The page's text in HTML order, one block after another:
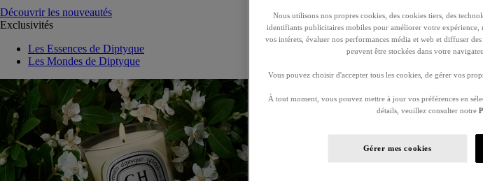
Découvrir les nouveautés
Exclusivités
Les Essences de Diptyque
Les Mondes de Diptyque
Nous utilisons nos propres cookies, des cookies tiers, des
identifiants publicitaires mobiles pour améliorer votre expérience,
vos intérets, évaluer nos performances média et web et diffuser
peuvent être stockées dans votre
Vous pouvez choisir d'accepter tous les cookies, de gérer vos
À tout moment, vous pouvez mettre à jour vos préférences en
détails, veuillez consulter notre
Gérer mes cookies